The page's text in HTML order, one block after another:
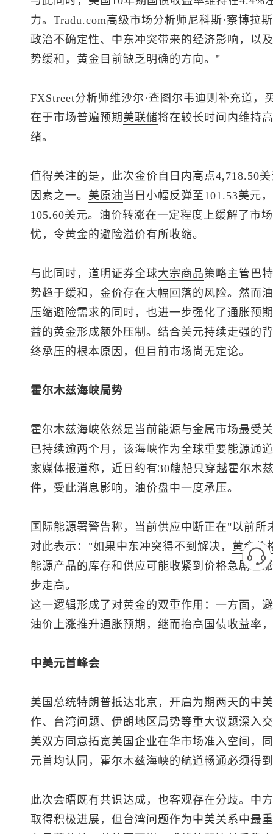
力。Tradu.com高级市场分析师尼科斯·察博拉
政治不确定性、中东冲突带来的经济影响，以
势缓和，黄金目前缺乏明确的方向。"
FXStreet分析师维沙尔·查图尔韦迪则补充道，
在于市场普遍预期 美联储将在较长时间内维持
绪。
值得关注的是，此次金价自日内高点4,718.50
因素之一。 美原油 当日小幅反弹至101.53美元
105.60美元。油价转涨在一定程度上缓解了市
忧，令黄金的避险溢价有所收缩。
与此同时，道明证券全球大宗商品策略主管巴
势趋于缓和，金价存在大幅回落的风险。然
压缩避险需求的同时，也进一步强化了通胀预
益的黄金形成额外压制。结合美元持续走强的
终承压的根本原因，但目前市场尚无定论。
霍尔木兹海峡局势
霍尔木兹海峡依然是当前能源与金属市场最受
已持续逾两个月，该海峡作为全球重要能源通
家媒体报道称，近日约有30艘船只穿越霍尔木
件，受此消息影响，油价盘中一度承压。
国际能源署警告称，当前供应中断正在"以前
对此表示："如果中东冲突得不到解决， 黄金价
能源产品的库存和供应可能收紧到价格急剧上
步走高。
这一逻辑形成了对黄金的双重作用：一方面，
油价上涨推升通胀预期，继而抬高国债收益率
中美元首峰会
美国总统特朗普抵达北京，开启为期两天的中
作、台湾问题、伊朗地区局势等重大议题深入
美双方同意拓宽美国企业在华市场准入空间，
元首均认同，霍尔木兹海峡的航道畅通必须得
此次会晤既有共识达成，也客观存在分歧。中
取得积极进展，但台湾问题作为中美关系中最